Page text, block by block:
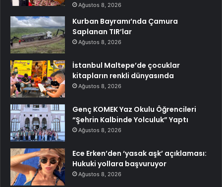
Ağustos 8, 2026
Kurban Bayramı’nda Çamura
Saplanan TIR’lar
Ağustos 8, 2026
İstanbul Maltepe’de çocuklar
kitapların renkli dünyasında
Ağustos 8, 2026
Genç KOMEK Yaz Okulu Öğrencileri
“Şehrin Kalbinde Yolculuk” Yaptı
Ağustos 8, 2026
Ece Erken’den ‘yasak aşk’ açıklaması:
Hukuki yollara başvuruyor
Ağustos 8, 2026